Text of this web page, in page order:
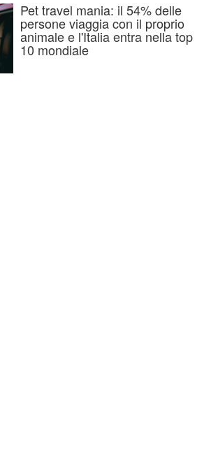
Pet travel mania: il 54% delle
persone viaggia con il proprio
animale e l'Italia entra nella top
10 mondiale